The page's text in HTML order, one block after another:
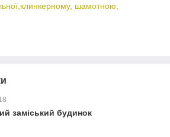
шамотною,
заміський будинок